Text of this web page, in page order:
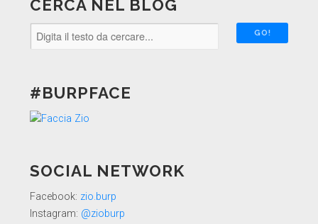
CERCA NEL BLOG
#BURPFACE
SOCIAL NETWORK
Facebook: zio.burp
Instagram: @zioburp